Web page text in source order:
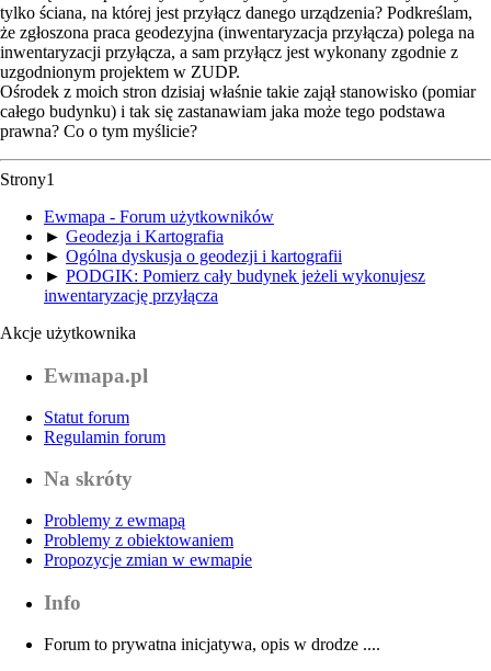
tylko ściana, na której jest przyłącz danego urządzenia? Podkreślam,
że zgłoszona praca geodezyjna (inwentaryzacja przyłącza) polega na
inwentaryzacji przyłącza, a sam przyłącz jest wykonany zgodnie z
uzgodnionym projektem w ZUDP.
Ośrodek z moich stron dzisiaj właśnie takie zajął stanowisko (pomiar
całego budynku) i tak się zastanawiam jaka może tego podstawa
prawna? Co o tym myślicie?
Strony1
Ewmapa - Forum użytkowników
► Geodezja i Kartografia
► Ogólna dyskusja o geodezji i kartografii
► PODGIK: Pomierz cały budynek jeżeli wykonujesz
inwentaryzację przyłącza
Akcje użytkownika
Ewmapa.pl
Statut forum
Regulamin forum
Na skróty
Problemy z ewmapą
Problemy z obiektowaniem
Propozycje zmian w ewmapie
Info
Forum to prywatna inicjatywa, opis w drodze ....